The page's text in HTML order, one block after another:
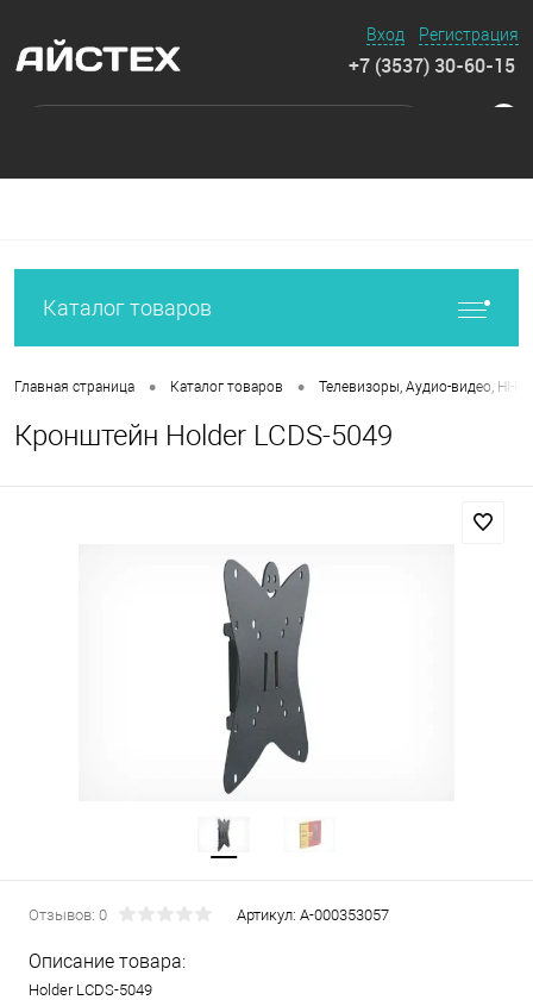
Вход Регистрация
+7 (3537) 30-60-15
Каталог товаров
Главная страница • Каталог товаров • Телевизоры, Аудио-видео, HI-FI
Кронштейн Holder LCDS-5049
Отзывов: 0 Артикул: А-000353057
Описание товара:
Holder LCDS-5049